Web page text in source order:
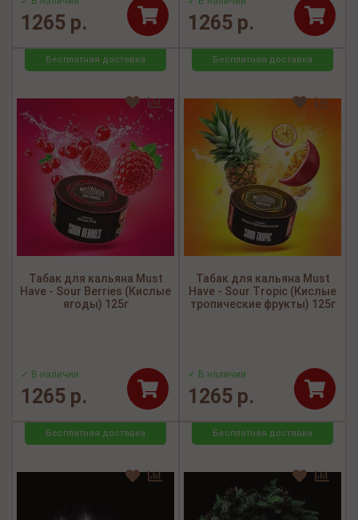
1265 р. 1265 р.
Бесплатная доставка
Табак для кальяна Must
Have - Sour Berries (Кислые
ягоды) 125г
✓ В наличии
1265 р.
Бесплатная доставка
Табак для кальяна Must
Have - Sour Tropic (Кислые
тропические фрукты) 125г
✓ В наличии
1265 р.
Бесплатная доставка Бесплатная доставка